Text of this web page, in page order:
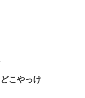
こやっけ